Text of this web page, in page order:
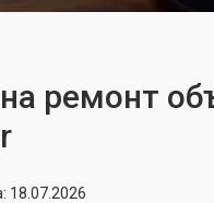
ремонт
18.07.2026